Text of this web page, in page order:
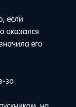
если
оказался
его
за